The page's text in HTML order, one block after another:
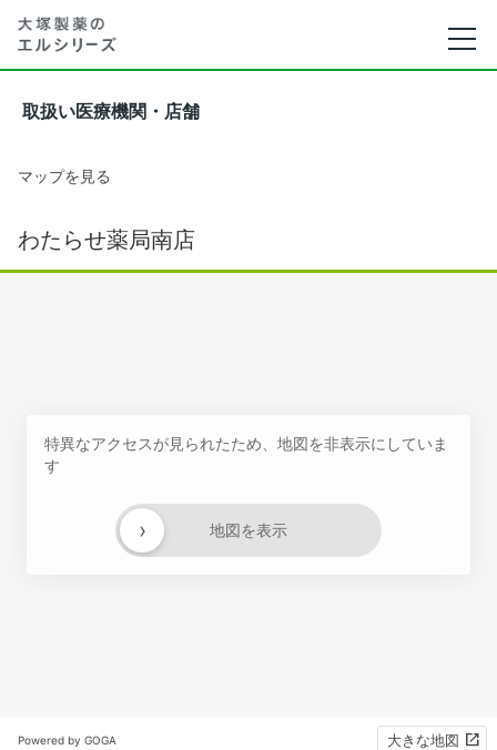
取扱い医療機関・店舗
マップを見る
わたらせ薬局南店
特異なアクセスが見られたため、地図を非表示にしていま
す
地図を表示
›
Powered by GOGA 大きな地図